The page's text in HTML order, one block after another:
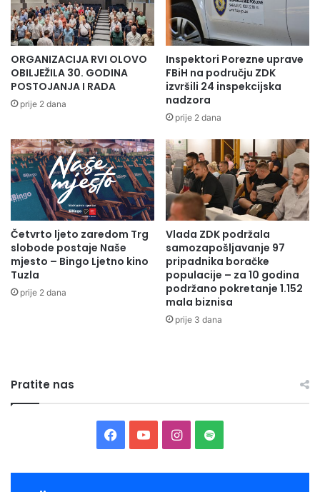
ORGANIZACIJA RVI OLOVO
OBILJEŽILA 30. GODINA
POSTOJANJA I RADA
prije 2 dana
Inspektori Porezne uprave
FBiH na području ZDK
izvršili 24 inspekcijska
nadzora
prije 2 dana
Četvrto ljeto zaredom Trg
slobode postaje Naše
mjesto – Bingo Ljetno kino
Tuzla
prije 2 dana
Vlada ZDK podržala
samozapošljavanje 97
pripadnika boračke
populacije – za 10 godina
podržano pokretanje 1.152
mala biznisa
prije 3 dana
Pratite nas
Facebook
YouTubeInstagram
Spotify